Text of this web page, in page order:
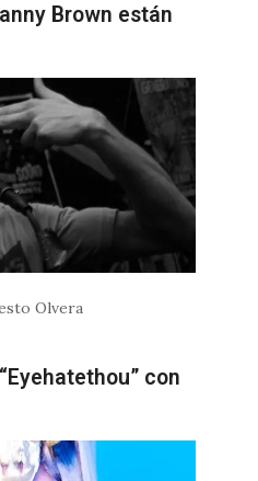
Brown están
Olvera
con